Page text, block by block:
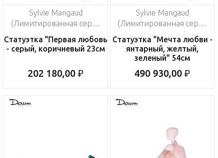
Sylvie Mangaud
(Лимитированная серия
на 500 пред.)
Статуэтка "Первая любовь
- серый, коричневый 23см
202 180,00 ₽
Sylvie Mangaud
(Лимитированная серия
на 425 пред.)
Статуэтка "Мечта любви -
янтарный, желтый,
зеленый" 54см
490 930,00 ₽